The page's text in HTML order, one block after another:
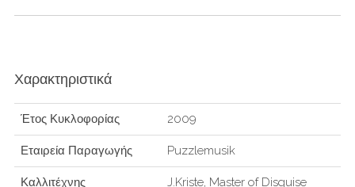
Χαρακτηριστικά
Έτος Κυκλοφορίας 2009
Εταιρεία Παραγωγής Puzzlemusik
Καλλιτέχνης J.Kriste, Master of Disguise